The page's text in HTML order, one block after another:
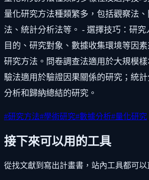
量化研究方法種類繁多，包括觀察法
法、統計分析法等。 - 選擇技巧：研
目的、研究對象、數據收集環境等因
研究方法。問卷調查法適用於大規模
驗法適用於驗證因果關係的研究；統
分析和歸納總結的研究。
#研究方法#學術研究#數據分析#量化研究
接下來可以用的工具
從找文獻到寫出計畫書，站內工具都可以